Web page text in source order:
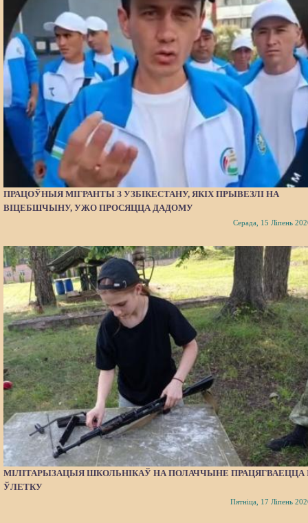
ПРАЦОЎНЫЯ МІГРАНТЫ З УЗБІКЕСТАНУ, ЯКІХ ПРЫВЕЗЛІ НА
ВІЦЕБШЧЫНУ, УЖО ПРОСЯЦЦА ДАДОМУ
Серада, 15 Ліпень
МІЛІТАРЫЗАЦЫЯ ШКОЛЬНІКАЎ НА ПОЛАЧЧЫНЕ ПРАЦЯГВАЕЦЦА
ЎЛЕТКУ
Пятніца, 17 Ліпень